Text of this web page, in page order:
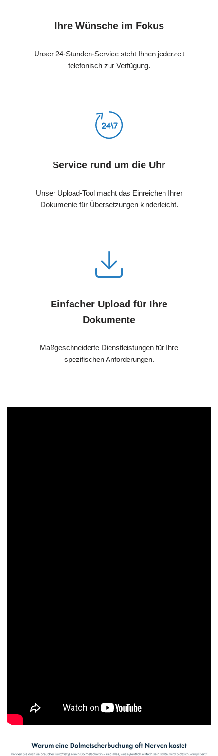
Ihre Wünsche im Fokus
Unser 24-Stunden-Service steht Ihnen jederzeit
telefonisch zur Verfügung.
Service rund um die Uhr
Unser Upload-Tool macht das Einreichen Ihrer
Dokumente für Übersetzungen kinderleicht.
Einfacher Upload für Ihre
Dokumente
Maßgeschneiderte Dienstleistungen für Ihre
spezifischen Anforderungen.